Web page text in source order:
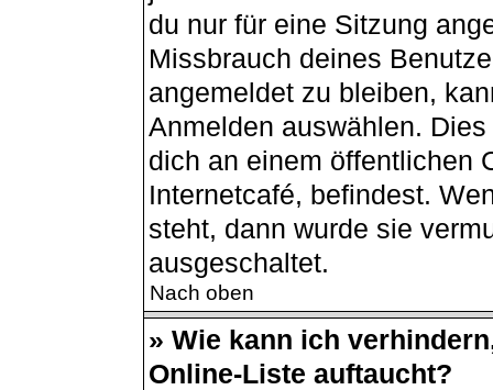
du nur für eine Sitzung
Missbrauch deines
angemeldet zu bleiben,
Anmelden auswählen.
dich an einem öffentlichen
Internetcafé, befindest.
steht, dann wurde sie
ausgeschaltet.
Nach oben
» Wie kann ich
Online-Liste auftaucht?